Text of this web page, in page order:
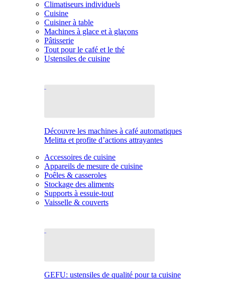
Climatiseurs individuels
Cuisine
Cuisiner à table
Machines à glace et à glaçons
Pâtisserie
Tout pour le café et le thé
Ustensiles de cuisine
Découvre les machines à café automatiques
Melitta et profite d’actions attrayantes
Accessoires de cuisine
Appareils de mesure de cuisine
Poêles & casseroles
Stockage des aliments
Supports à essuie-tout
Vaisselle & couverts
GEFU: ustensiles de qualité pour ta cuisine